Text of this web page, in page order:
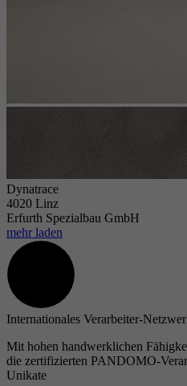
Dynatrace
4020 Linz
Erfurth Spezialbau GmbH
mehr laden
Internationales Verarbeiter-
Mit hohen handwerklichen
die zertifizierten PANDOMO-
Unikate